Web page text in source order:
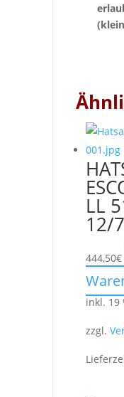
LL
12/
444,50€
inkl. 19
zzgl.